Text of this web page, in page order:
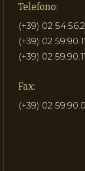
Telefono:
(+39) 02
(+39) 02
(+39) 02
Fax:
(+39) 02